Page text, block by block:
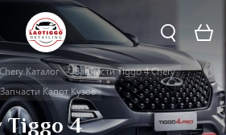
Каталог
Запчасти Tiggo 4 Chery
Запчасти Капот Кузов
Tiggo 4